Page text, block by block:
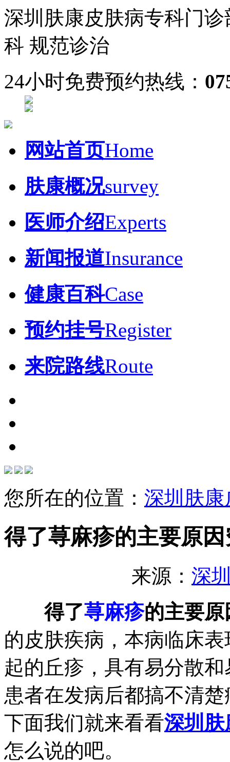
深圳肤康皮肤病专科门诊
科 规范诊治
24小时免费预约热线：
网站首页Home
肤康概况survey
医师介绍Experts
新闻报道Insurance
健康百科Case
预约挂号Register
来院路线Route
您所在的位置： 深圳肤
得了荨麻疹的主要原
来源： 深
得了荨麻疹的主要原
的皮肤疾病，本病临床
起的丘疹，具有易分散
患者在发病后都搞不清
下面我们就来看看深圳肤
怎么说的吧。